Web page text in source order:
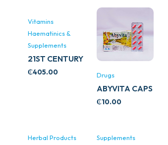
Vitamins
Haematinics &
Supplements
21ST CENTURY
STRESS B
₵405.00 Drugs
ABYVITA CAPS
₵10.00
Herbal Products Supplements